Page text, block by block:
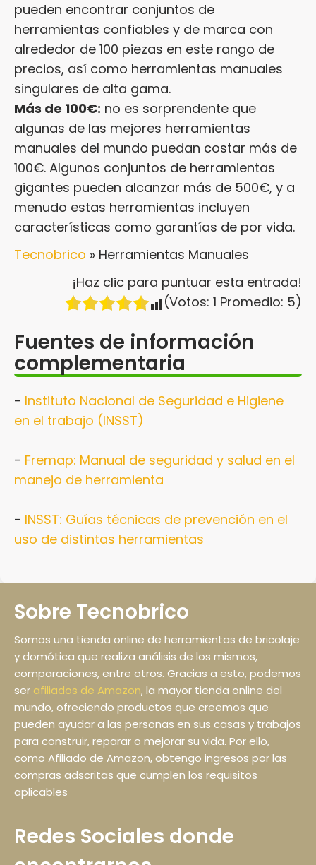
pueden encontrar conjuntos de
herramientas confiables y de marca con
alrededor de 100 piezas en este rango de
precios, así como herramientas manuales
singulares de alta gama.
Más de 100€: no es sorprendente que
algunas de las mejores herramientas
manuales del mundo puedan costar más de
100€. Algunos conjuntos de herramientas
gigantes pueden alcanzar más de 500€, y a
menudo estas herramientas incluyen
características como garantías de por vida.
Tecnobrico » Herramientas Manuales
¡Haz clic para puntuar esta entrada!
(Votos: 1 Promedio: 5)
Fuentes de información
complementaria
- Instituto Nacional de Seguridad e Higiene
en el trabajo (INSST)
- Fremap: Manual de seguridad y salud en el
manejo de herramienta
- INSST: Guías técnicas de prevención en el
uso de distintas herramientas
Sobre Tecnobrico
Somos una tienda online de herramientas de bricolaje
y domótica que realiza análisis de los mismos,
comparaciones, entre otros. Gracias a esto, podemos
ser afiliados de Amazon, la mayor tienda online del
mundo, ofreciendo productos que creemos que
pueden ayudar a las personas en sus casas y trabajos
para construir, reparar o mejorar su vida. Por ello,
como Afiliado de Amazon, obtengo ingresos por las
compras adscritas que cumplen los requisitos
aplicables
Redes Sociales donde